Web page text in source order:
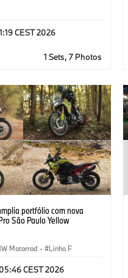
CEST 2026
1 Sets, 7 Photos
portfólio com nova
São Paulo Yellow
Motorrad · Linha F
CEST 2026